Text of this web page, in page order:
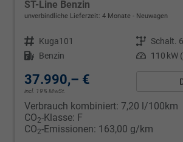
ST-Line Benzin
unverbindliche Lieferzeit: 4 Monate Neuwagen
Fahrzeugnr. Kuga101 Getriebe Schalt.
Kraftstoff Benzin Leistung 110 kW
37.990,– €
incl. 19% MwSt.
Verbrauch kombiniert: 7,20 l/100km
CO2-Klasse: F
CO2-Emissionen: 163,00 g/km